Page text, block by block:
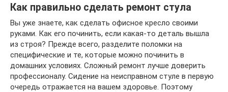
Как правильно сделать ремонт стула
Вы уже знаете, как сделать офисное кресло своими
руками. Как его починить, если какая-то деталь вышла
из строя? Прежде всего, разделите поломки на
специфические и те, которые можно починить в
домашних условиях. Сложный ремонт лучше доверить
профессионалу. Сидение на неисправном стуле в первую
очередь отражается на вашем здоровье. Поэтому